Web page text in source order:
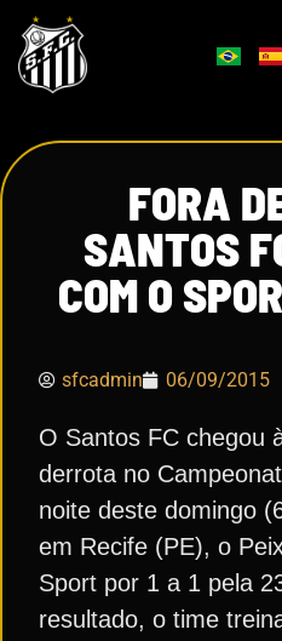
FORA
SANTOS
COM O
sfcadmin 06/09/2015
O Santos FC chegou
derrota no
noite deste domingo
em Recife (PE), o
Sport por 1 a 1 pela
resultado, o time